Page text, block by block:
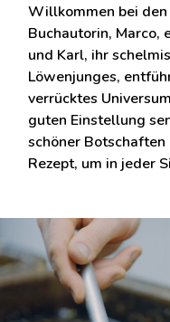
Willkommen bei
Buchautorin, Marco,
und Karl, ihr
Löwenjunges,
verrücktes
guten Einstellung
schöner
Rezept, um in jeder